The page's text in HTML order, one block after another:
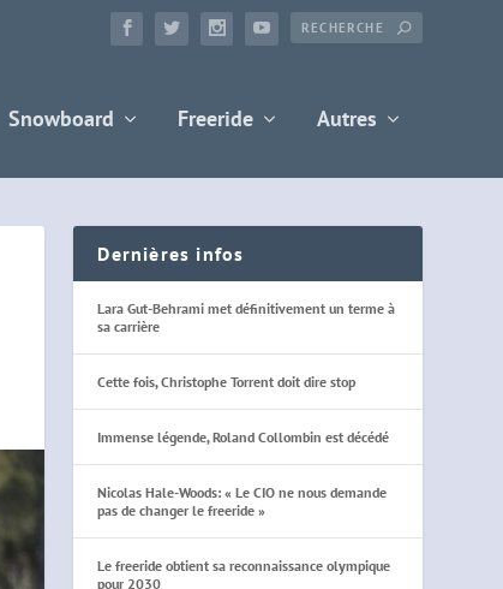
Snowboard Freeride Autres
Dernières infos
Lara Gut-Behrami met définitivement un terme à
sa carrière
Cette fois, Christophe Torrent doit dire stop
Immense légende, Roland Collombin est décédé
Nicolas Hale-Woods: « Le CIO ne nous demande
pas de changer le freeride »
Le freeride obtient sa reconnaissance olympique
pour 2030